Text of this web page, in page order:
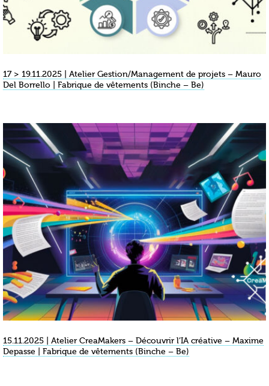
17 > 19.11.2025 | Atelier Gestion/Management de projets – Mauro
Del Borrello | Fabrique de vêtements (Binche – Be)
15.11.2025 | Atelier CreaMakers – Découvrir l’IA créative – Maxime
Depasse | Fabrique de vêtements (Binche – Be)